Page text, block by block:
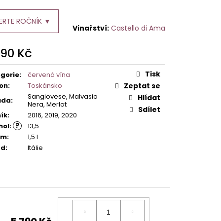
ROČNÍK ▼
Castello di Ama
Kč
:
červená vína
:
Toskánsko
:
Sangiovese, Malvasia
Nera, Merlot
: 2016, 2019, 2020
?
:
13,5
:
1,5 l
: Itálie
Tisk
Zeptat se
Hlídat
Sdílet